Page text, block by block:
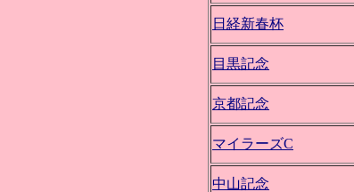
日経新春杯
目黒記念
京都記念
マイラーズC
中山記念